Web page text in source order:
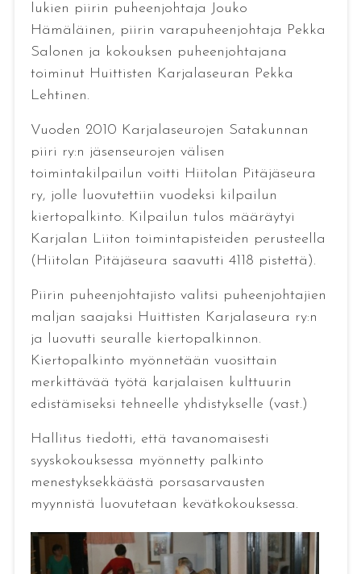
lukien piirin puheenjohtaja Jouko
Hämäläinen, piirin varapuheenjohtaja Pekka
Salonen ja kokouksen puheenjohtajana
toiminut Huittisten Karjalaseuran Pekka
Lehtinen.
Vuoden 2010 Karjalaseurojen Satakunnan
piiri ry:n jäsenseurojen välisen
toimintakilpailun voitti Hiitolan Pitäjäseura
ry, jolle luovutettiin vuodeksi kilpailun
kiertopalkinto. Kilpailun tulos määräytyi
Karjalan Liiton toimintapisteiden perusteella
(Hiitolan Pitäjäseura saavutti 4118 pistettä).
Piirin puheenjohtajisto valitsi puheenjohtajien
maljan saajaksi Huittisten Karjalaseura ry:n
ja luovutti seuralle kiertopalkinnon.
Kiertopalkinto myönnetään vuosittain
merkittävää työtä karjalaisen kulttuurin
edistämiseksi tehneelle yhdistykselle (vast.)
Hallitus tiedotti, että tavanomaisesti
syyskokouksessa myönnetty palkinto
menestyksekkäästä porsasarvausten
myynnistä luovutetaan kevätkokouksessa.